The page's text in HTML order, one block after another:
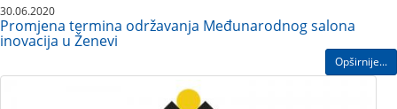
30.06.2020
Promjena termina održavanja Međunarodnog salona
inovacija u Ženevi
Opširnije...